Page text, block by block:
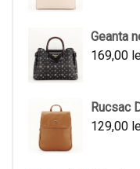
Geanta
169,00
Rucsac
129,00